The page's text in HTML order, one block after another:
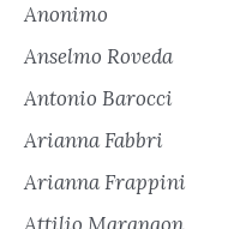
Anonimo
Anselmo Roveda
Antonio Barocci
Arianna Fabbri
Arianna Frappini